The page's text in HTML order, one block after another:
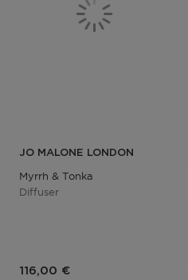
JO MALONE LONDON
Myrrh & Tonka
Diffuser
116,00 €